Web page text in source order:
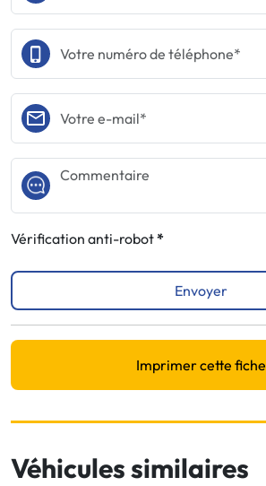
Vérification anti-robot
Envoyer
Imprimer cette fiche
Véhicules similaires